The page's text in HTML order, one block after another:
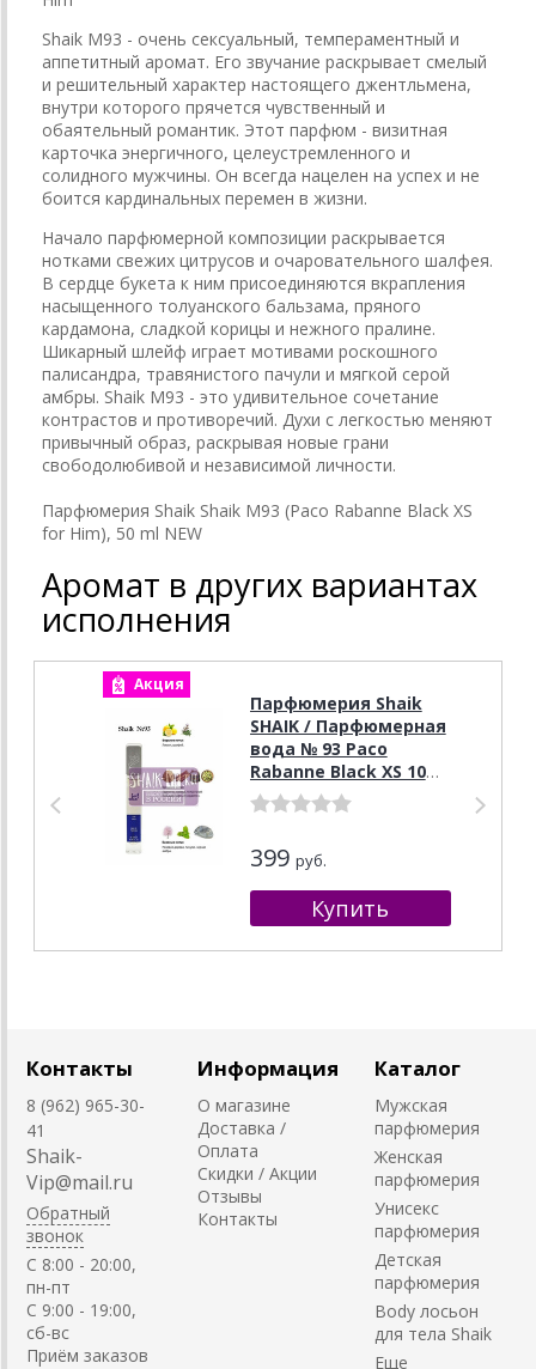
Shaik M93 - очень сексуальный, темпераментный и
аппетитный аромат. Его звучание раскрывает смелый
и решительный характер настоящего джентльмена,
внутри которого прячется чувственный и
обаятельный романтик. Этот парфюм - визитная
карточка энергичного, целеустремленного и
солидного мужчины. Он всегда нацелен на успех и не
боится кардинальных перемен в жизни.
Начало парфюмерной композиции раскрывается
нотками свежих цитрусов и очаровательного шалфея.
В сердце букета к ним присоединяются вкрапления
насыщенного толуанского бальзама, пряного
кардамона, сладкой корицы и нежного пралине.
Шикарный шлейф играет мотивами роскошного
палисандра, травянистого пачули и мягкой серой
амбры. Shaik M93 - это удивительное сочетание
контрастов и противоречий. Духи с легкостью меняют
привычный образ, раскрывая новые грани
свободолюбивой и независимой личности.
Парфюмерия Shaik Shaik M93 (Paco Rabanne Black XS
for Him), 50 ml NEW
Аромат в других вариантах
исполнения
Акция
Парфюмерия Shaik
SHAIK / Парфюмерная
вода № 93 Paco
Rabanne Black XS 10
мл.
399 руб.
Контакты
8 (962) 965-30-
41
Shaik-
Vip@mail.ru
Обратный
звонок
C 8:00 - 20:00,
пн-пт
С 9:00 - 19:00,
сб-вс
Приём заказов
Информация
О магазине
Доставка /
Оплата
Скидки / Акции
Отзывы
Контакты
Каталог
Мужская
парфюмерия
Женская
парфюмерия
Унисекс
парфюмерия
Детская
парфюмерия
Body лосьон
для тела Shaik